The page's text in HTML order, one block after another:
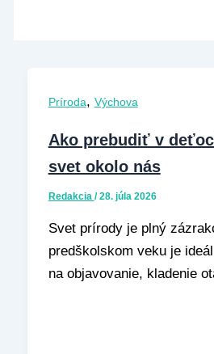
Príroda, Výchova
Ako prebudiť v
svet okolo nás
Redakcia /28. júla 2026
Svet prírody je plný
predškolskom veku je
na objavovanie, kladenie